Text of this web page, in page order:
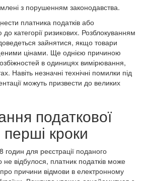
з порушенням законодавства.
платника податків або
категорії ризикових. Розблокуванням
зайнятися, якщо товари
цінами. Ще однією причиною
в одиницях вимірювання,
Навіть незначні технічні помилки під
можуть призвести до великих
податкової
кроки
для реєстрації поданого
відбулося, платник податків може
причини відмови в електронному